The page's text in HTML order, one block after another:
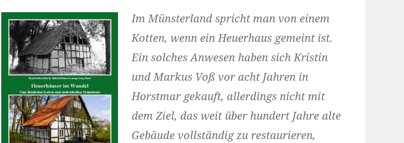
Im Münsterland spricht man von einem
Kotten, wenn ein Heuerhaus gemeint ist.
Ein solches Anwesen ha­ben sich Kristin
und Markus Voß vor acht Jahren in
Horstmar gekauft, allerdings nicht mit
dem Ziel, das weit über hundert Jahre alte
Gebäude vollständig zu restaurieren,